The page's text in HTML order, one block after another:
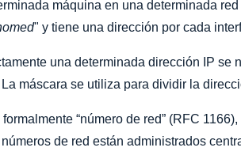
máquina en una determinada
" y tiene una dirección por cada
una determinada dirección IP
La máscara se utiliza para dividir la
“número de red” (RFC
de red están administrados